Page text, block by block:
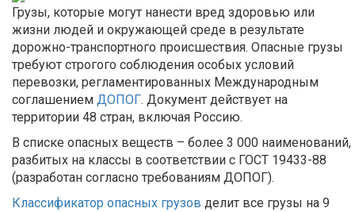
Грузы, которые могут нанести вред здоровью или
жизни людей и окружающей среде в результате
дорожно-транспортного происшествия. Опасные грузы
требуют строгого соблюдения особых условий
перевозки, регламентированных Международным
соглашением ДОПОГ. Документ действует на
территории 48 стран, включая Россию.
В списке опасных веществ – более 3 000 наименований,
разбитых на классы в соответствии с ГОСТ 19433-88
(разработан согласно требованиям ДОПОГ).
Классификатор опасных грузов делит все грузы на 9